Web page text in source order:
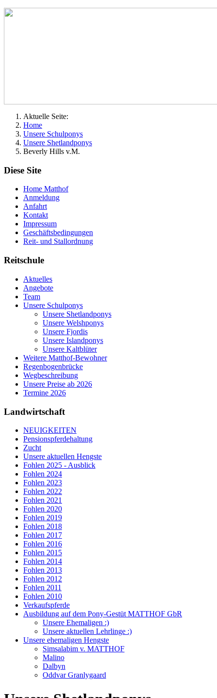
Aktuelle Seite:
Home
Unsere Schulponys
Unsere Shetlandponys
Beverly Hills v.M.
Diese Site
Home Matthof
Anmeldung
Anfahrt
Kontakt
Impressum
Geschäftsbedingungen
Reit- und Stallordnung
Reitschule
Aktuelles
Angebote
Team
Unsere Schulponys
Unsere Shetlandponys
Unsere Welshponys
Unsere Fjordis
Unsere Islandponys
Unsere Kaltblüter
Weitere Matthof-Bewohner
Regenbogenbrücke
Wegbeschreibung
Unsere Preise ab 2026
Termine 2026
Landwirtschaft
NEUIGKEITEN
Pensionspferdehaltung
Zucht
Unsere aktuellen Hengste
Fohlen 2025 - Ausblick
Fohlen 2024
Fohlen 2023
Fohlen 2022
Fohlen 2021
Fohlen 2020
Fohlen 2019
Fohlen 2018
Fohlen 2017
Fohlen 2016
Fohlen 2015
Fohlen 2014
Fohlen 2013
Fohlen 2012
Fohlen 2011
Fohlen 2010
Verkaufspferde
Ausbildung auf dem Pony-Gestüt MATTHOF GbR
Unsere Ehemaligen :)
Unsere aktuellen Lehrlinge :)
Unsere ehemaligen Hengste
Simsalabim v. MATTHOF
Malino
Dalbyn
Oddvar Granlygaard